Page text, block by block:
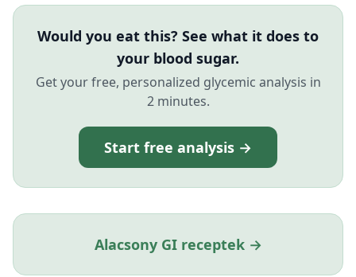
Would you eat this? See what it does to
your blood sugar.
Get your free, personalized glycemic analysis in
2 minutes.
Start free analysis →
Alacsony GI receptek →